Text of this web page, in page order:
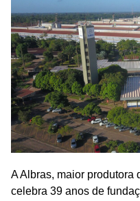
A Albras, maior produtora
celebra 39 anos de